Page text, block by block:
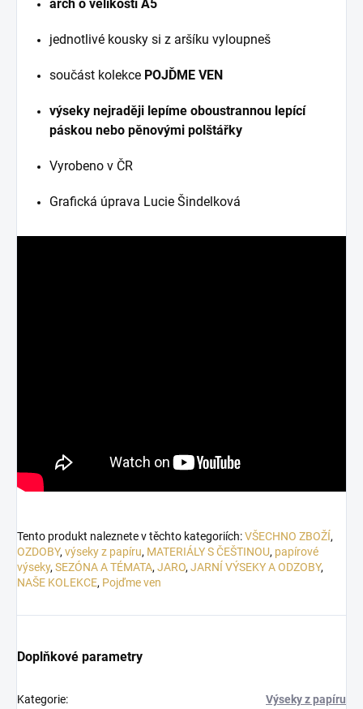
arch o velikosti A5
jednotlivé kousky si z aršíku vyloupneš
součást kolekce POJĎME VEN
výseky nejraději lepíme oboustrannou lepící
páskou nebo pěnovými polštářky
Vyrobeno v ČR
Grafická úprava Lucie Šindelková
Tento produkt naleznete v těchto kategoriích:VŠECHNO ZBOŽÍ,
OZDOBY, výseky z papíru, MATERIÁLY S ČEŠTINOU, papírové
výseky, SEZÓNA A TÉMATA, JARO, JARNÍ VÝSEKY A ODZOBY,
NAŠE KOLEKCE, Pojďme ven
Doplňkové parametry
Kategorie: Výseky z papíru